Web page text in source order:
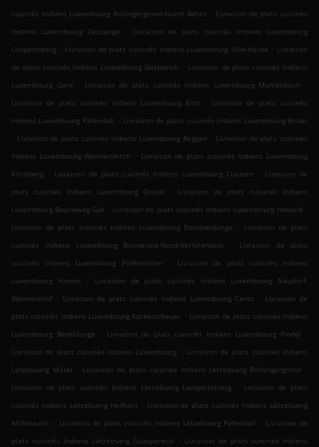
cuisinés Indiens Luxembourg Rollingergrund-North Belair . Livraison de plats cuisinés
Indiens Luxembourg Cessange
.
Livraison de plats cuisinés Indiens Luxembourg
Limpertsberg . Livraison de plats cuisinés Indiens Luxembourg Ville-Haute . Livraison
de plats cuisinés Indiens Luxembourg Gasperich . Livraison de plats cuisinés Indiens
Luxembourg Gare
. Livraison de plats cuisinés Indiens Luxembourg Muhlenbach
.
Livraison de plats cuisinés Indiens Luxembourg Eich
. Livraison de plats cuisinés
Indiens Luxembourg Pafendall . Livraison de plats cuisinés Indiens Luxembourg Bridel
. Livraison de plats cuisinés Indiens Luxembourg Beggen . Livraison de plats cuisinés
Indiens Luxembourg Weimerskirch
. Livraison de plats cuisinés Indiens Luxembourg
Kirchberg . Livraison de plats cuisinés Indiens Luxembourg Clausen . Livraison de
plats cuisinés Indiens Luxembourg Grund
.
Livraison de plats cuisinés Indiens
Luxembourg Bouneweg-Süd . Livraison de plats cuisinés Indiens Luxembourg Howald .
Livraison de plats cuisinés Indiens Luxembourg Dommeldange
. Livraison de plats
cuisinés Indiens Luxembourg Bonnevoie-Nord-Verlorenkost
.
Livraison de plats
cuisinés Indiens Luxembourg Polfermillen
.
Livraison de plats cuisinés Indiens
Luxembourg Hamm
.
Livraison de plats cuisinés Indiens Luxembourg Neudorf-
Weimershof . Livraison de plats cuisinés Indiens Luxembourg Cents . Livraison de
plats cuisinés Indiens Luxembourg Kockelscheuer . Livraison de plats cuisinés Indiens
Luxembourg Bereldange
. Livraison de plats cuisinés Indiens Luxembourg Findel
.
Livraison de plats cuisinés Indiens Luxembourg . Livraison de plats cuisinés Indiens
Lëtzebuerg Märel
. Livraison de plats cuisinés Indiens Lëtzebuerg Rollengergronn
.
Livraison de plats cuisinés Indiens Lëtzebuerg Lampertsbierg
. Livraison de plats
cuisinés Indiens Lëtzebuerg Helftent . Livraison de plats cuisinés Indiens Lëtzebuerg
Millebaach . Livraison de plats cuisinés Indiens Lëtzebuerg Pafendall . Livraison de
plats cuisinés Indiens Lëtzebuerg Gaasperech
. Livraison de plats cuisinés Indiens